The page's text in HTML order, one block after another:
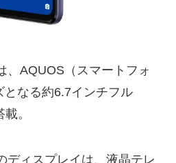
、AQUOS（スマートフォ
となる約6.7インチフル
。
ディスプレイは、液晶テレ